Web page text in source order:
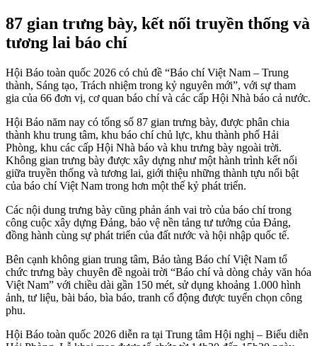
87 gian trưng bày, kết nối truyền thống và
tương lai báo chí
Hội Báo toàn quốc 2026 có chủ đề “Báo chí Việt Nam – Trung
thành, Sáng tạo, Trách nhiệm trong kỷ nguyên mới”, với sự tham
gia của 66 đơn vị, cơ quan báo chí và các cấp Hội Nhà báo cả nước.
Hội Báo năm nay có tổng số 87 gian trưng bày, được phân chia
thành khu trung tâm, khu báo chí chủ lực, khu thành phố Hải
Phòng, khu các cấp Hội Nhà báo và khu trưng bày ngoài trời.
Không gian trưng bày được xây dựng như một hành trình kết nối
giữa truyền thống và tương lai, giới thiệu những thành tựu nổi bật
của báo chí Việt Nam trong hơn một thế kỷ phát triển.
Các nội dung trưng bày cũng phản ánh vai trò của báo chí trong
công cuộc xây dựng Đảng, bảo vệ nền tảng tư tưởng của Đảng,
đồng hành cùng sự phát triển của đất nước và hội nhập quốc tế.
Bên cạnh không gian trung tâm, Bảo tàng Báo chí Việt Nam tổ
chức trưng bày chuyên đề ngoài trời “Báo chí và dòng chảy văn hóa
Việt Nam” với chiều dài gần 150 mét, sử dụng khoảng 1.000 hình
ảnh, tư liệu, bài báo, bìa báo, tranh cổ động được tuyển chọn công
phu.
Hội Báo toàn quốc 2026 diễn ra tại Trung tâm Hội nghị – Biểu diễn